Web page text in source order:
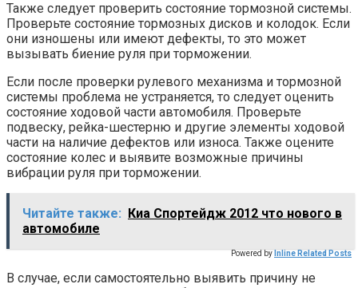
Также следует проверить состояние тормозной системы.
Проверьте состояние тормозных дисков и колодок. Если
они изношены или имеют дефекты, то это может
вызывать биение руля при торможении.
Если после проверки рулевого механизма и тормозной
системы проблема не устраняется, то следует оценить
состояние ходовой части автомобиля. Проверьте
подвеску, рейка-шестерню и другие элементы ходовой
части на наличие дефектов или износа. Также оцените
состояние колес и выявите возможные причины
вибрации руля при торможении.
Читайте также:
Киа Спортейдж 2012 что нового в
автомобиле
Powered by Inline Related Posts
В случае, если самостоятельно выявить причину не